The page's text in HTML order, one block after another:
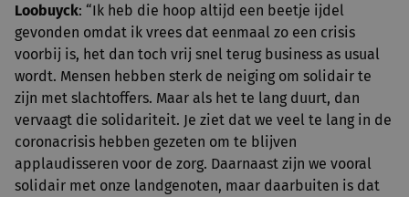
Loobuyck: “Ik heb die hoop altijd een beetje ijdel
gevonden omdat ik vrees dat eenmaal zo een crisis
voorbij is, het dan toch vrij snel terug business as usual
wordt. Mensen hebben sterk de neiging om solidair te
zijn met slachtoffers. Maar als het te lang duurt, dan
vervaagt die solidariteit. Je ziet dat we veel te lang in de
coronacrisis hebben gezeten om te blijven
applaudisseren voor de zorg. Daarnaast zijn we vooral
solidair met onze landgenoten, maar daarbuiten is dat